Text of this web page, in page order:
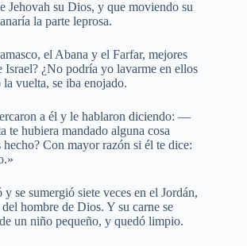
Jehovah su Dios, y que moviendo su
la parte leprosa.
el Abana y el Farfar, mejores
Israel? ¿No podría yo lavarme en ellos
vuelta, se iba enojado.
a él y le hablaron diciendo: —
te hubiera mandado alguna cosa
hecho? Con mayor razón si él te dice:
se sumergió siete veces en el Jordán,
hombre de Dios. Y su carne se
un niño pequeño, y quedó limpio.